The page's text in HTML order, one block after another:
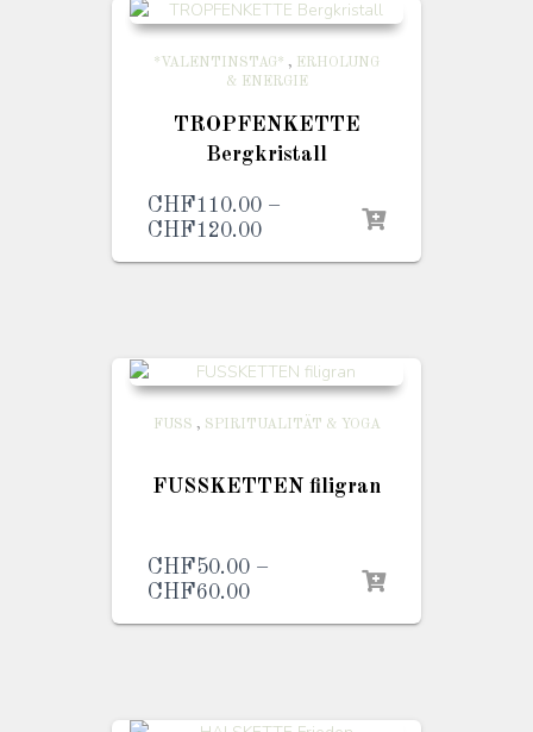
*VALENTINSTAG* ,
ERHOLUNG
& ENERGIE
TROPFENKETTE
Bergkristall
CHF110.00 –
CHF120.00 Preisspanne:
FUSS , SPIRITUALITÄT & YOGA
FUSSKETTEN filigran
CHF50.00 –
CHF60.00 Preisspanne: